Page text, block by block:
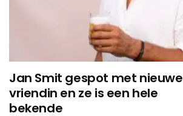
Jan Smit gespot met nieuwe
vriendin en ze is een hele
bekende